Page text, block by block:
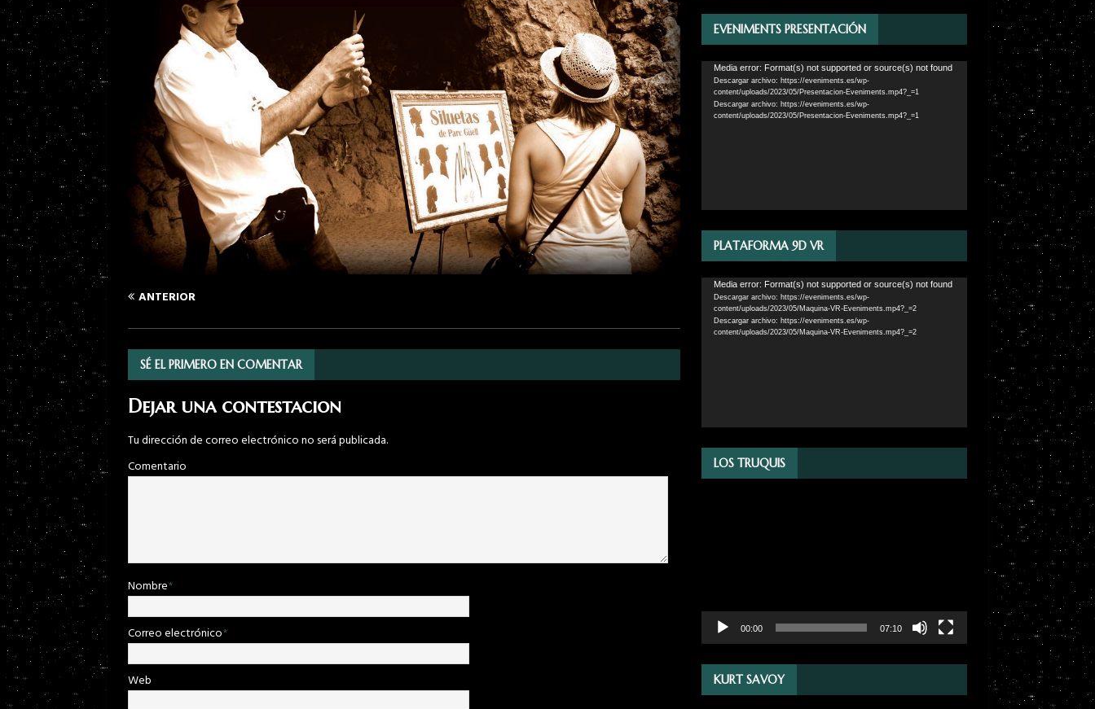
ANTERIOR
SÉ EL PRIMERO EN COMENTAR
Dejar una contestacion
Tu dirección de correo electrónico no será publicada.
Comentario
Nombre*
Correo electrónico*
Web
EVENIMENTS PRESENTACIÓN
Reproductor
vídeo
Media error: Format(s) not supported or source(s) not found
Descargar archivo: https://eveniments.es/wp-
content/uploads/2023/05/Presentacion-Eveniments.mp4?_=1
Descargar archivo: https://eveniments.es/wp-
content/uploads/2023/05/Presentacion-Eveniments.mp4?_=1
PLATAFORMA 9D VR
Reproductor
vídeo
Media error: Format(s) not supported or source(s) not found
Descargar archivo: https://eveniments.es/wp-
content/uploads/2023/05/Maquina-VR-Eveniments.mp4?_=2
Descargar archivo: https://eveniments.es/wp-
content/uploads/2023/05/Maquina-VR-Eveniments.mp4?_=2
LOS TRUQUIS
00:00 07:10
KURT SAVOY